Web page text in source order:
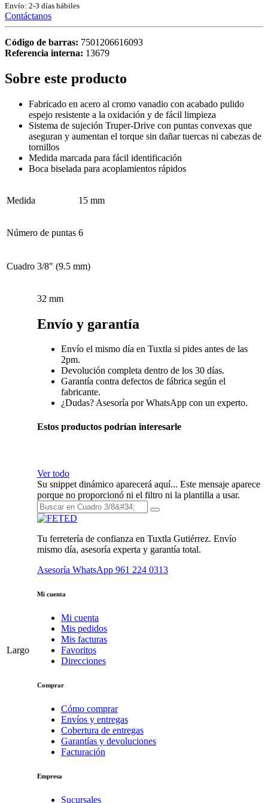
Envío: 2-3 días hábiles
Contáctanos
Código de barras: 7501206616093
Referencia interna: 13679
Sobre este producto
Fabricado en acero al cromo vanadio con acabado pulido
espejo resistente a la oxidación y de fácil limpieza
Sistema de sujeción Truper-Drive con puntas convexas que
aseguran y aumentan el torque sin dañar tuercas ni cabezas de
tornillos
Medida marcada para fácil identificación
Boca biselada para acoplamientos rápidos
Medida 15 mm
Número de puntas 6
Cuadro 3/8" (9.5 mm)
Largo
32 mm
Envío y garantía
Envío el mismo día en Tuxtla si pides antes de las
2pm.
Devolución completa dentro de los 30 días.
Garantía contra defectos de fábrica según el
fabricante.
¿Dudas? Asesoría por WhatsApp con un experto.
Estos productos podrían interesarle
Ver todo
Su snippet dinámico aparecerá aquí... Este mensaje aparece
porque no proporcionó ni el filtro ni la plantilla a usar.
Tu ferretería de confianza en Tuxtla Gutiérrez. Envío
mismo día, asesoría experta y garantía total.
Asesoría WhatsApp 961 224 0313
Mi cuenta
Mi cuenta
Mis pedidos
Mis facturas
Favoritos
Direcciones
Comprar
Cómo comprar
Envíos y entregas
Cobertura de entregas
Garantías y devoluciones
Facturación
Empresa
Sucursales